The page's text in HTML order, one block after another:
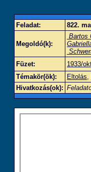
Feladat: 822.
Megoldó(k):
Bartos
Füzet:
1933/
Témakör(ök):
Eltolás,
Hivatkozás(ok):